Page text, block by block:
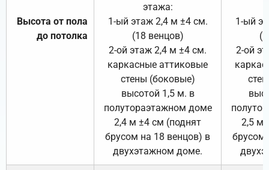
Высота от пола
до потолка
этажа:
1-ый этаж 2,4 м ±4 см.
(18 венцов)
2-ой этаж 2,4 м ±4 см.
каркасные аттиковые
стены (боковые)
высотой 1,5 м. в
полутораэтажном доме
2,4 м ±4 см (поднят
брусом на 18 венцов) в
двухэтажном доме.
1-ый
2-ой
2,5 м
брусом